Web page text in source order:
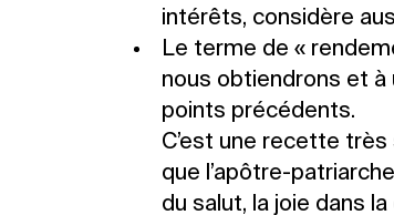
intérêts, considère
Le terme de «
nous obtiendrons et à
points précédents.
C’est une recette
que l’apôtre-
du salut, la joie dans